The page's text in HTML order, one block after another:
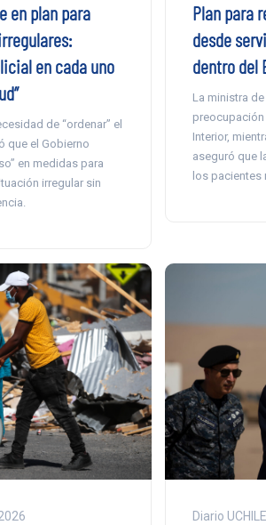
en plan para
en cada uno
de “ordenar” el
que el Gobierno
en medidas para
irregular sin
Plan para
desde
dentro del
La ministra
Interior,
aseguró que
los pacientes
Diario UCHILE